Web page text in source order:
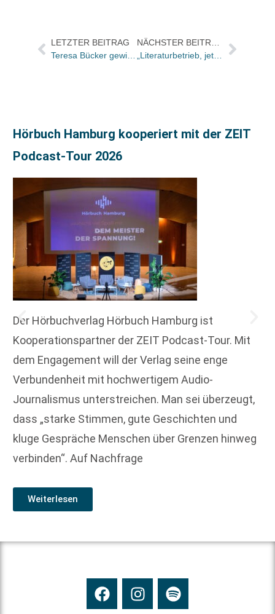
LETZTER BEITRAG
Teresa Bücker gewinnt den NDR Sachbuchpreis 2023
Hörbuch Hamburg kooperiert mit der ZEIT
Podcast-Tour 2026
Der Hörbuchverlag Hörbuch Hamburg ist
Kooperationspartner der ZEIT Podcast-Tour. Mit
dem Engagement will der Verlag seine enge
Verbundenheit mit hochwertigem Audio-
Journalismus unterstreichen. Man sei überzeugt,
dass „starke Stimmen, gute Geschichten und
kluge Gespräche Menschen über Grenzen hinweg
verbinden“. Auf Nachfrage
Weiterlesen